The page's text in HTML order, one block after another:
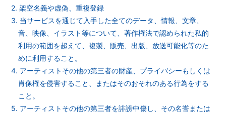
2. 架空名義や虚偽、重複登録
3. 当サービスを通じて入手した全てのデータ、情報、文章、
音、映像、イラスト等について、著作権法で認められた私的
利用の範囲を超えて、複製、販売、出版、放送可能化等のた
めに利用すること。
4. アーティストその他の第三者の財産、プライバシーもしくは
肖像権を侵害すること、またはそのおそれのある行為をする
こと。
5. アーティストその他の第三者を誹謗中傷し、その名誉または